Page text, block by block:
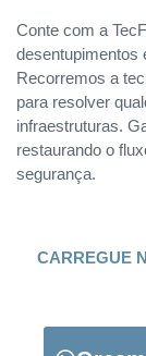
Conte com a
desentupimentos
Recorremos a
para resolver
infraestruturas.
restaurando o
segurança.
CARREGUE